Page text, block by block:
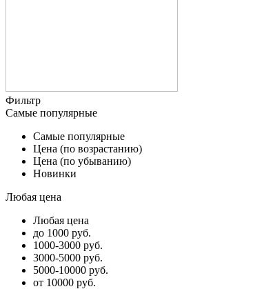
Фильтр
Самые популярные
Самые популярные
Цена (по возрастанию)
Цена (по убыванию)
Новинки
Любая цена
Любая цена
до 1000 руб.
1000-3000 руб.
3000-5000 руб.
5000-10000 руб.
от 10000 руб.